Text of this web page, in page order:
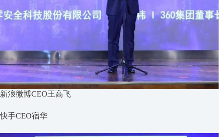
新浪微博CEO王高飞
快手CEO宿华